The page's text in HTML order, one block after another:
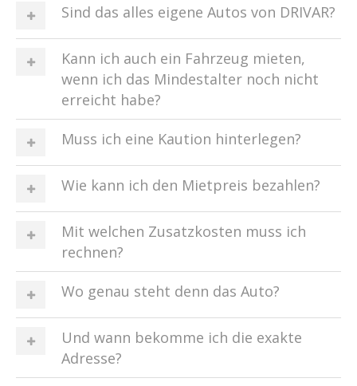
Sind das alles eigene Autos von DRIVAR?
Kann ich auch ein Fahrzeug mieten,
wenn ich das Mindestalter noch nicht
erreicht habe?
Muss ich eine Kaution hinterlegen?
Wie kann ich den Mietpreis bezahlen?
Mit welchen Zusatzkosten muss ich
rechnen?
Wo genau steht denn das Auto?
Und wann bekomme ich die exakte
Adresse?